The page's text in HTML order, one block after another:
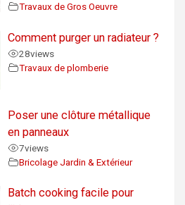
Travaux de Gros Oeuvre
Comment purger un radiateur ?
28views
Travaux de plomberie
Poser une clôture métallique
en panneaux
7views
Bricolage Jardin & Extérieur
Batch cooking facile pour